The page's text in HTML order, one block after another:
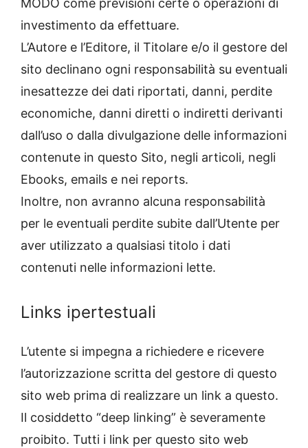
MODO come previsioni certe o operazioni di
investimento da effettuare.
L’Autore e l’Editore, il Titolare e/o il gestore del
sito declinano ogni responsabilità su eventuali
inesattezze dei dati riportati, danni, perdite
economiche, danni diretti o indiretti derivanti
dall’uso o dalla divulgazione delle informazioni
contenute in questo Sito, negli articoli, negli
Ebooks, emails e nei reports.
Inoltre, non avranno alcuna responsabilità
per le eventuali perdite subite dall’Utente per
aver utilizzato a qualsiasi titolo i dati
contenuti nelle informazioni lette.
Links ipertestuali
L’utente si impegna a richiedere e ricevere
l’autorizzazione scritta del gestore di questo
sito web prima di realizzare un link a questo.
Il cosiddetto “deep linking” è severamente
proibito. Tutti i link per questo sito web